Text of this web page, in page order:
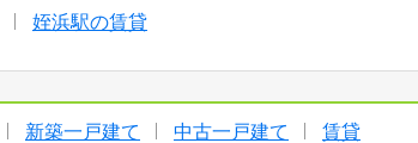
姪浜駅の賃貸
新築一戸建て 中古一戸建て 賃貸